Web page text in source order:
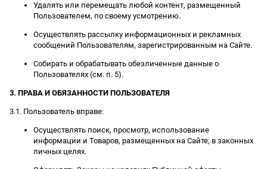
Удалять или перемещать любой контент, размещенный
Пользователем, по своему усмотрению.
Осуществлять рассылку информационных и рекламных
сообщений Пользователям, зарегистрированным на Сайте.
Собирать и обрабатывать обезличенные данные о
Пользователях (см. п. 5).
3. ПРАВА И ОБЯЗАННОСТИ ПОЛЬЗОВАТЕЛЯ
3.1. Пользователь вправе:
Осуществлять поиск, просмотр, использование
информации и Товаров, размещенных на Сайте, в законных
личных целях.